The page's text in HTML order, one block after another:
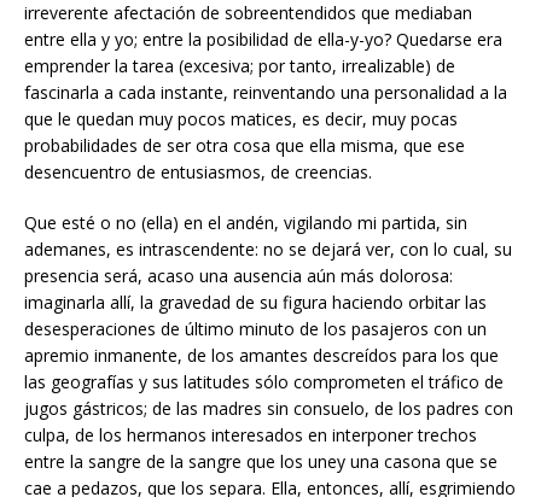
irreverente afectación de sobreentendidos que mediaban
entre ella y yo; entre la posibilidad de ella-y-yo? Quedarse era
emprender la tarea (excesiva; por tanto, irrealizable) de
fascinarla a cada instante, reinventando una personalidad a la
que le quedan muy pocos matices, es decir, muy pocas
probabilidades de ser otra cosa que ella misma, que ese
desencuentro de entusiasmos, de creencias.
Que esté o no (ella) en el andén, vigilando mi partida, sin
ademanes, es intrascendente: no se dejará ver, con lo cual, su
presencia será, acaso una ausencia aún más dolorosa:
imaginarla allí, la gravedad de su figura haciendo orbitar las
desesperaciones de último minuto de los pasajeros con un
apremio inmanente, de los amantes descreídos para los que
las geografías y sus latitudes sólo comprometen el tráfico de
jugos gástricos; de las madres sin consuelo, de los padres con
culpa, de los hermanos interesados en interponer trechos
entre la sangre de la sangre que los uney una casona que se
cae a pedazos, que los separa. Ella, entonces, allí, esgrimiendo